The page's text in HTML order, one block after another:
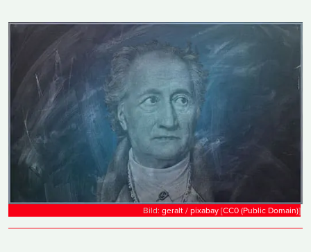
Bild: geralt / pixabay[CC0 (Public Domain)]